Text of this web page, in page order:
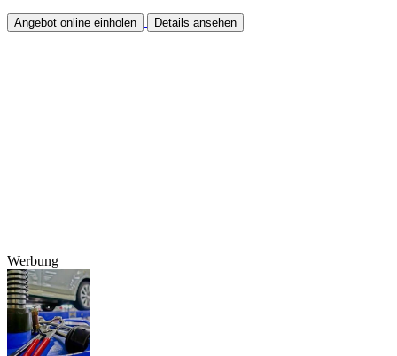
Angebot online einholen Details ansehen
Werbung